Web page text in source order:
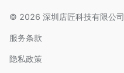
© 2026 深圳店匠科技有限公司
服务条款
隐私政策